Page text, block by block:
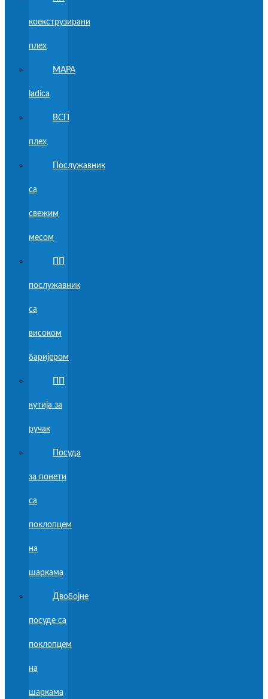
коекструзирани
плех
MAPA
ladica
ВСП
плех
Послужавник
са
свежим
месом
послужавник
са
високом
баријером
кутија за
ручак
Посуда
за понети
са
поклопцем
на
шаркама
Двобојне
посуде са
поклопцем
на
шаркама